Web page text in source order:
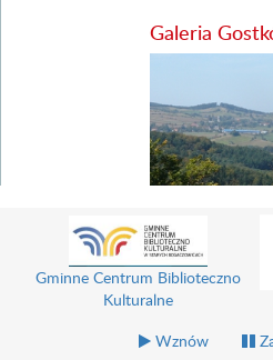
Galeria
Gminne Centrum Biblioteczno
Kulturalne
Wznów